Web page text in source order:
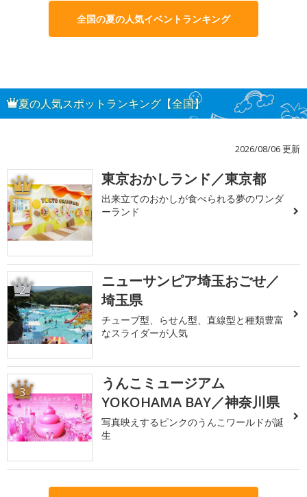
全国の夏の人気イベントランキング
夏の人気スポットランキング【全国】
2026/08/06 更新
1 東京おかしランド／東京都
出来立てのおかしが食べられる夢のワンダ
ーランド
2
ニューサンピア埼玉おごせ／
埼玉県
チューブ型、らせん型、直線型と種類豊富
なスライダーが人気
3
うんこミュージアム
YOKOHAMA BAY／神奈川県
写真映えするピンクのうんこワールドが誕
生